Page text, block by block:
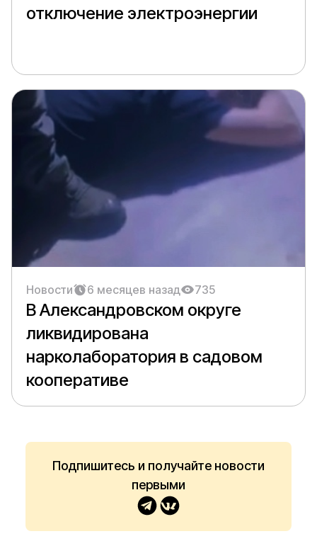
отключение электроэнергии
Новости 6 месяцев назад 735
В Александровском округе
ликвидирована
нарколаборатория в садовом
кооперативе
Подпишитесь и получайте новости
первыми